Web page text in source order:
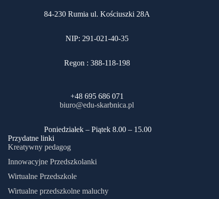
84-230 Rumia ul. Kościuszki 28A
NIP: 291-021-40-35
Regon : 388-118-198
+48 695 686 071
biuro@edu-skarbnica.pl
​Poniedziałek – Piątek 8.00 – 15.00
Przydatne linki
Kreatywny pedagog
Innowacyjne Przedszkolanki
Wirtualne Przedszkole
Wirtualne przedszkolne maluchy